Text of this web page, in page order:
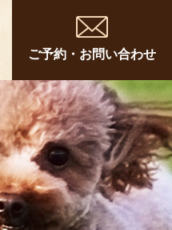
ご予約・お問い合わせ